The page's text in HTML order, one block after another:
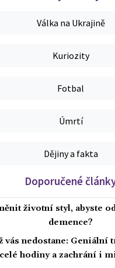
Válka na Ukrajině
Kuriozity
Fotbal
Úmrtí
Dějiny a fakta
Doporučené
životní styl, abyste
demence?
vás nedostane: Geniální
hodiny a zachrání i